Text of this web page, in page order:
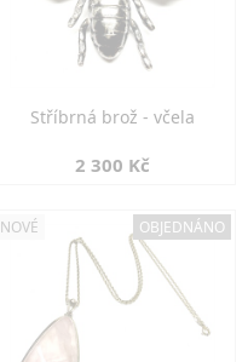
Stříbrná brož - včela
2 300 Kč
NOVÉ OBJEDNÁNO